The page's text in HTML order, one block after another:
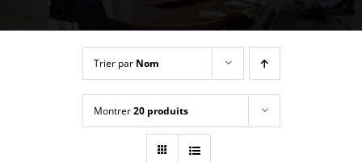
Trier par Nom
Montrer20 produits